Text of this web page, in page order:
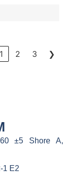
1 2 3 ❯
60 ±5 Shore A,
1 E2